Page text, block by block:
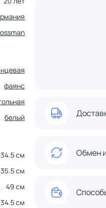
фаянс
белый
34.5 см
35.5 см
49 см
34.5 см
Обмен